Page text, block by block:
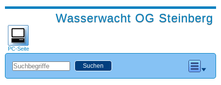
Wasserwacht OG Steinberg
PC-Seite